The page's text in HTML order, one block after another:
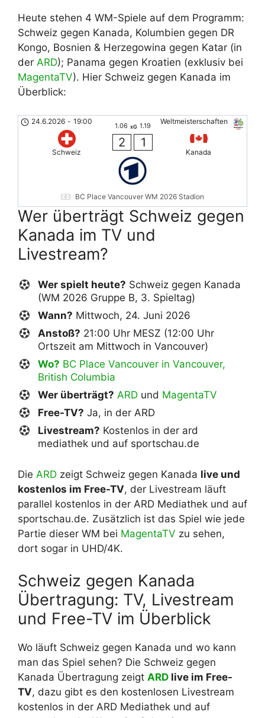
Heute stehen 4 WM-Spiele auf dem Programm:
Schweiz gegen Kanada, Kolumbien gegen DR
Kongo, Bosnien & Herzegowina gegen Katar (in
der ARD); Panama gegen Kroatien (exklusiv bei
MagentaTV). Hier Schweiz gegen Kanada im
Überblick:
Weltmeisterschaften
24.6.2026 - 19:00
Schweiz
1.06 xG 1.19
2 1
Kanada
BC Place Vancouver WM 2026 Stadion
Wer überträgt Schweiz gegen
Kanada im TV und
Livestream?
Wer spielt heute? Schweiz gegen Kanada
(WM 2026 Gruppe B, 3. Spieltag)
Wann? Mittwoch, 24. Juni 2026
Anstoß? 21:00 Uhr MESZ (12:00 Uhr
Ortszeit am Mittwoch in Vancouver)
Wo? BC Place Vancouver in Vancouver,
British Columbia
Wer überträgt? ARD und MagentaTV
Free-TV? Ja, in der ARD
Livestream? Kostenlos in der ard
mediathek und auf sportschau.de
Die ARD zeigt Schweiz gegen Kanada live und
kostenlos im Free-TV, der Livestream läuft
parallel kostenlos in der ARD Mediathek und auf
sportschau.de. Zusätzlich ist das Spiel wie jede
Partie dieser WM bei MagentaTV zu sehen,
dort sogar in UHD/4K.
Schweiz gegen Kanada
Übertragung: TV, Livestream
und Free-TV im Überblick
Wo läuft Schweiz gegen Kanada und wo kann
man das Spiel sehen? Die Schweiz gegen
Kanada Übertragung zeigt ARD live im Free-
TV, dazu gibt es den kostenlosen Livestream
kostenlos in der ARD Mediathek und auf